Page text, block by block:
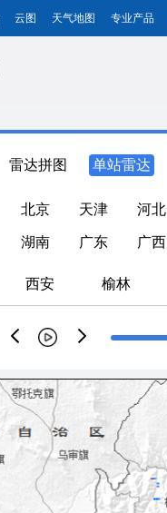
云图 天气地图 专业产品
雷达拼图 单站雷达
北京 天津 河北
湖南 广东 广西
西安 榆林